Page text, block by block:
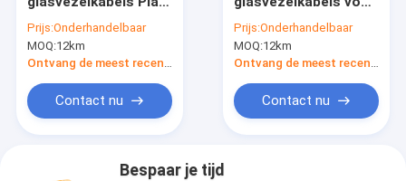
duplex gepantserd
Prijs:Onderhandelbaar
MOQ:12km
Ontvang de meest recente Prijs
Contact nu
maat 2 kernen
enkelmodus
glasvezelkabel
Prijs:Onderhandelbaar
MOQ:12km
Ontvang de meest recente Prijs
Contact nu
Bespaar je tijd